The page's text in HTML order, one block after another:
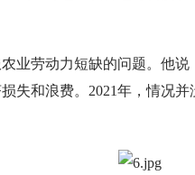
业劳动力短缺的问题。他
失和浪费。2021年，情况